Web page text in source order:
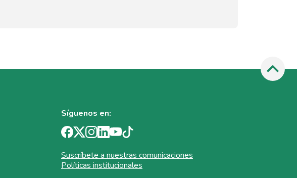
Síguenos en:
Suscríbete a nuestras comunicaciones
Políticas institucionales